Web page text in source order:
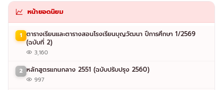
หน้ายอดนิยม
1 ตารางเรียนและตารางสอนโรงเรียนบุญวัฒนา ปีการศึกษา 1/2569
(ฉบับที่ 2)
3,160
2 หลักสูตรแกนกลาง 2551 (ฉบับปรับปรุง 2560)
997